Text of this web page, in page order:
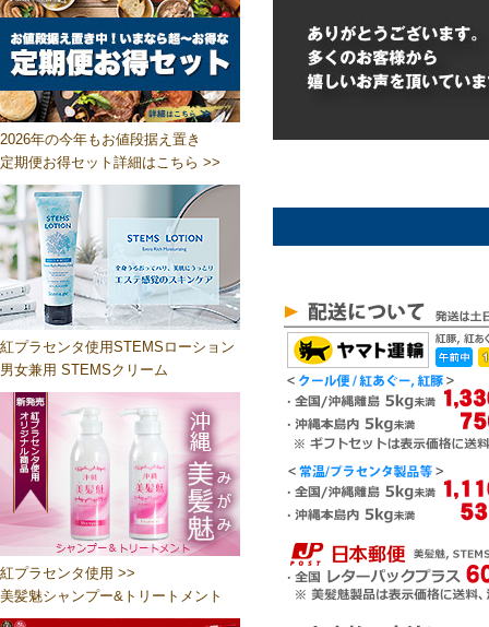
2026年の今年もお値段据え置き
定期便お得セット詳細はこちら >>
紅プラセンタ使用STEMSローション
男女兼用 STEMSクリーム
紅プラセンタ使用 >>
美髪魅シャンプー&トリートメント